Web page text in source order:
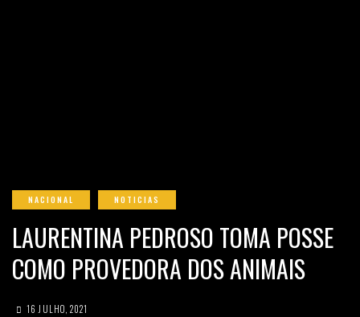
NACIONAL NOTICIAS
LAURENTINA PEDROSO TOMA POSSE
COMO PROVEDORA DOS ANIMAIS
16 JULHO, 2021